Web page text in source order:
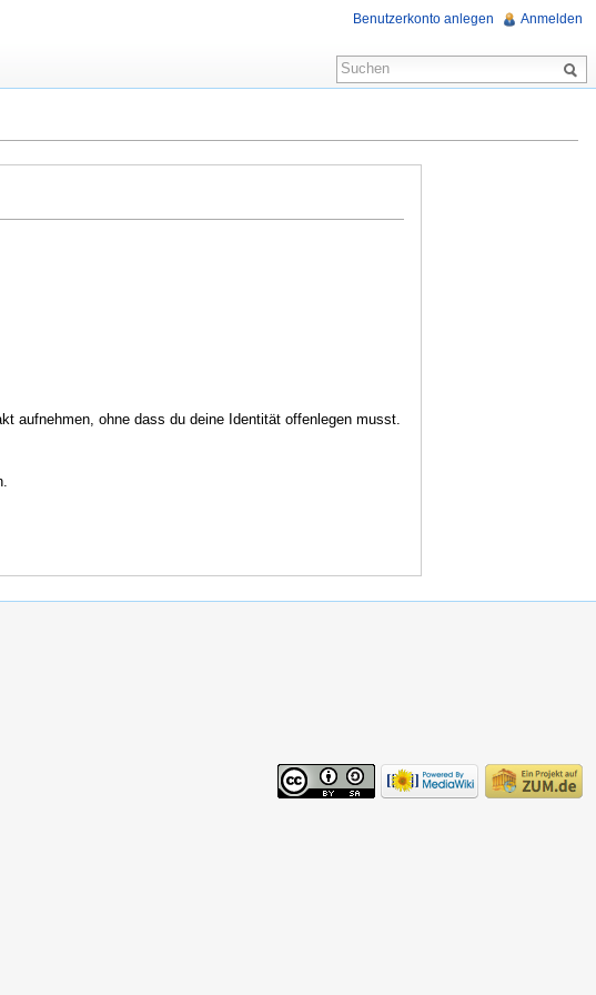
aufnehmen, ohne dass du deine Identität offenlegen musst.
Benutzerkonto anlegen Anmelden